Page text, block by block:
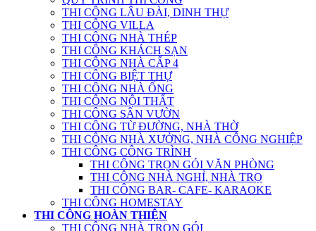
THI CÔNG LÂU ĐÀI, DINH THỰ
THI CÔNG VILLA
THI CÔNG NHÀ THÉP
THI CÔNG KHÁCH SẠN
THI CÔNG NHÀ CẤP 4
THI CÔNG BIỆT THỰ
THI CÔNG NHÀ ỐNG
THI CÔNG NỘI THẤT
THI CÔNG SÂN VƯỜN
THI CÔNG TỪ ĐƯỜNG, NHÀ THỜ
THI CÔNG NHÀ XƯỞNG, NHÀ CÔNG NGHIỆP
THI CÔNG CÔNG TRÌNH
THI CÔNG TRỌN GÓI VĂN PHÒNG
THI CÔNG NHÀ NGHỈ, NHÀ TRỌ
THI CÔNG BAR- CAFE- KARAOKE
THI CÔNG HOMESTAY
THI CÔNG HOÀN THIỆN
THI CÔNG NHÀ TRỌN GÓI